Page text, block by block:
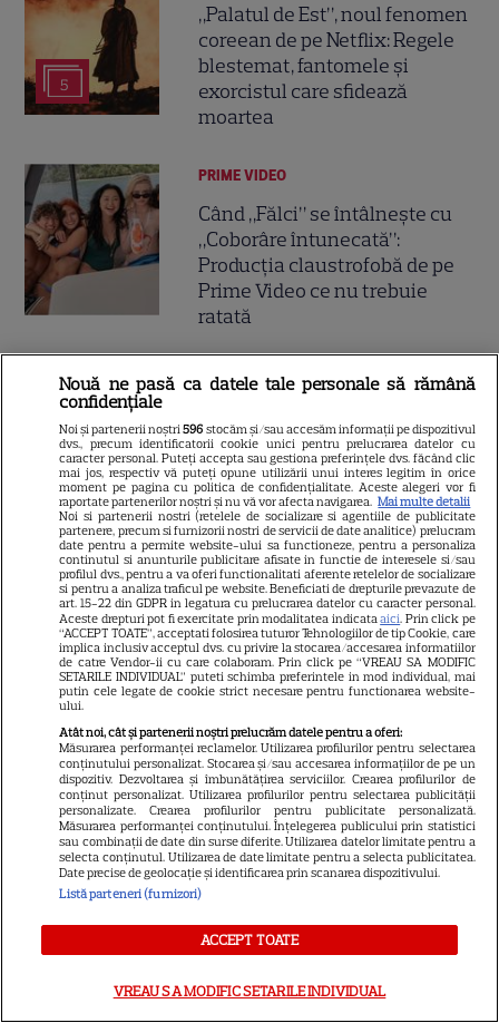
5
„Palatul de Est”, noul fenomen
coreean de pe Netflix: Regele
blestemat, fantomele și
exorcistul care sfidează
moartea
PRIME VIDEO
Când „Fălci” se întâlnește cu
„Coborâre întunecată”:
Producția claustrofobă de pe
Prime Video ce nu trebuie
ratată
ŞTIRI
7
VEDETE STRĂINE
Prințul Mirko al Bulgariei se
căsătorește cu dr. Marta Embid.
Povestea de dragoste începută
într-un spital din Madrid
17
Laura Cosoi și-a ținut
promisiunea. Povestea
numelui Nina și tradiția pe
care a respectat-o pentru
toate cele cinci fiice. EXCLUSIV
Laura Cosoi a devenit mamă
imagine cu fiica ei, Nina, și
Nouă ne pasă ca datele tale personale să rămână
confidențiale
Noi și partenerii noștri596 stocăm și/sau accesăm informații pe dispozitivul
dvs., precum identificatorii cookie unici pentru prelucrarea datelor cu
caracter personal. Puteți accepta sau gestiona preferințele dvs. făcând clic
mai jos, respectiv vă puteți opune utilizării unui interes legitim în orice
moment pe pagina cu politica de confidențialitate. Aceste alegeri vor fi
raportate partenerilor noștri și nu vă vor afecta navigarea. Mai multe detalii
Noi si partenerii nostri (retelele de socializare si agentiile de publicitate
partenere, precum si furnizorii nostri de servicii de date analitice) prelucram
date pentru a permite website-ului sa functioneze, pentru a personaliza
continutul si anunturile publicitare afisate in functie de interesele si/sau
profilul dvs., pentru a va oferi functionalitati aferente retelelor de socializare
si pentru a analiza traficul pe website. Beneficiati de drepturile prevazute de
art. 15-22 din GDPR in legatura cu prelucrarea datelor cu caracter personal.
Aceste drepturi pot fi exercitate prin modalitatea indicataaici. Prin click pe
“ACCEPT TOATE”, acceptati folosirea tuturor Tehnologiilor de tip Cookie, care
implica inclusiv acceptul dvs. cu privire la stocarea/accesarea informatiilor
de catre Vendor-ii cu care colaboram. Prin click pe “VREAU SA MODIFIC
SETARILE INDIVIDUAL” puteti schimba preferintele in mod individual, mai
putin cele legate de cookie strict necesare pentru functionarea website-
ului.
Atât noi, cât și partenerii noștri prelucrăm datele pentru a oferi:
Măsurarea performanței reclamelor. Utilizarea profilurilor pentru selectarea
conținutului personalizat. Stocarea și/sau accesarea informațiilor de pe un
dispozitiv. Dezvoltarea și îmbunătățirea serviciilor. Crearea profilurilor de
conținut personalizat. Utilizarea profilurilor pentru selectarea publicității
personalizate. Crearea profilurilor pentru publicitate personalizată.
Măsurarea performanței conținutului. Înțelegerea publicului prin statistici
sau combinații de date din surse diferite. Utilizarea datelor limitate pentru a
selecta conținutul. Utilizarea de date limitate pentru a selecta publicitatea.
Date precise de geolocație și identificarea prin scanarea dispozitivului.
Listă parteneri (furnizori)
ACCEPT TOATE
VREAU SA MODIFIC SETARILE INDIVIDUAL